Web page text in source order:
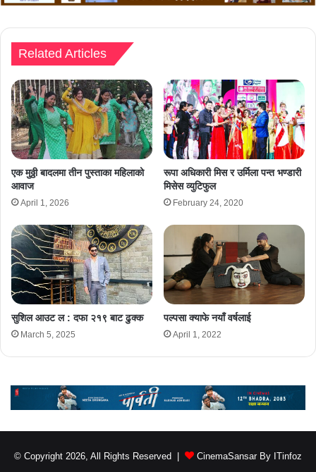
Related Articles
एक मुठ्ठी बादलमा तीन पुस्ताका महिलाको
आवाज
April 1, 2026
रूपा अधिकारी मिस र उर्मिला पन्त भण्डारी
मिसेस व्युटिफुल
February 24, 2020
सुशिल आउट ल : दफा २१९ बाट ढुक्क
March 5, 2025
पल्पसा क्याफे नयाँ वर्षलाई
April 1, 2022
© Copyright 2026, All Rights Reserved | CinemaSansar By ITinfoz